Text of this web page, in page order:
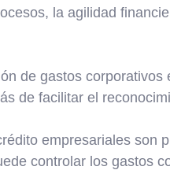
la agilidad
de gastos
de facilitar el
empresariales son
controlar los gastos